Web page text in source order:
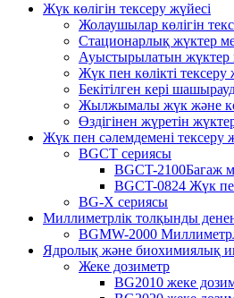
Жүк көлігін тексеру жүйесі
Жолаушылар көлігін
Стационарлық жүктер
Ауыстырылатын жүктер
Жүк пен көлікті тексеру
Бекітілген кері
Жылжымалы жүк және
Өздігінен жүретін
Жүк пен сәлемдемені тексеру
BGCT сериясы
BGCT-2100Багаж
BGCT-0824 Жүк
BG-X сериясы
Миллиметрлік толқынды
BGMW-2000
Ядролық және биохимиялық
Жеке дозиметр
BG2010 жеке